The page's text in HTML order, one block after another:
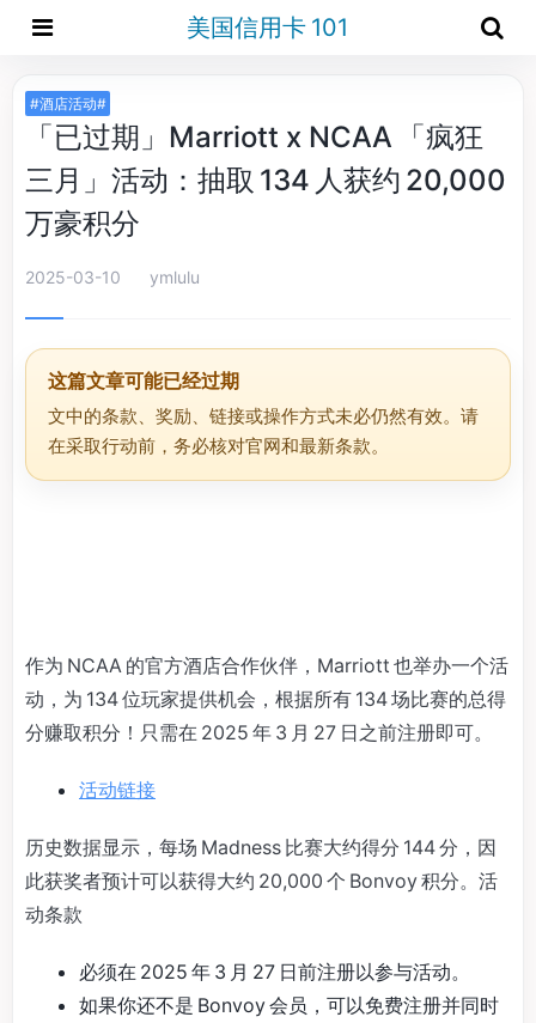
美国信用卡 101
#酒店活动#
「已过期」Marriott x NCAA 「疯狂
三月」活动：抽取 134 人获约 20,000
万豪积分
2025-03-10 ymlulu
这篇文章可能已经过期
文中的条款、奖励、链接或操作方式未必仍然有效。请
在采取行动前，务必核对官网和最新条款。
作为 NCAA 的官方酒店合作伙伴，Marriott 也举办一个活
动，为 134 位玩家提供机会，根据所有 134 场比赛的总得
分赚取积分！只需在 2025 年 3 月 27 日之前注册即可。
活动链接
历史数据显示，每场 Madness 比赛大约得分 144 分，因
此获奖者预计可以获得大约 20,000 个 Bonvoy 积分。活
动条款
必须在 2025 年 3 月 27 日前注册以参与活动。
如果你还不是 Bonvoy 会员，可以免费注册并同时